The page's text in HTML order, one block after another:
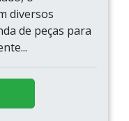
diversos
de peças para